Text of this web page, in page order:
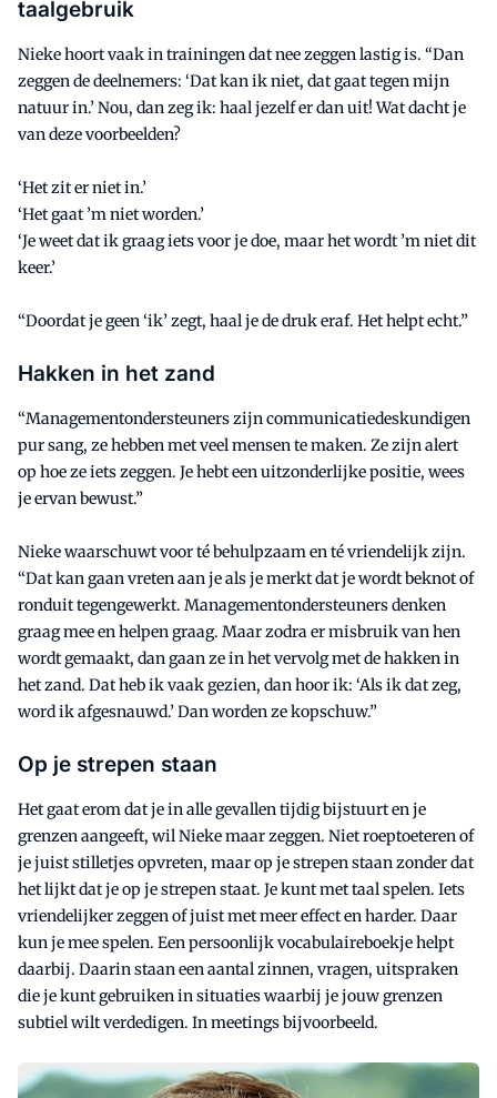
taalgebruik
Nieke hoort vaak in trainingen dat nee zeggen lastig is. “Dan
zeggen de deelnemers: ‘Dat kan ik niet, dat gaat tegen mijn
natuur in.’ Nou, dan zeg ik: haal jezelf er dan uit! Wat dacht je
van deze voorbeelden?
‘Het zit er niet in.’
‘Het gaat ’m niet worden.’
‘Je weet dat ik graag iets voor je doe, maar het wordt ’m niet dit
keer.’
“Doordat je geen ‘ik’ zegt, haal je de druk eraf. Het helpt echt.”
Hakken in het zand
“Managementondersteuners zijn communicatiedeskundigen
pur sang, ze hebben met veel mensen te maken. Ze zijn alert
op hoe ze iets zeggen. Je hebt een uitzonderlijke positie, wees
je ervan bewust.”
Nieke waarschuwt voor té behulpzaam en té vriendelijk zijn.
“Dat kan gaan vreten aan je als je merkt dat je wordt beknot of
ronduit tegengewerkt. Managementondersteuners denken
graag mee en helpen graag. Maar zodra er misbruik van hen
wordt gemaakt, dan gaan ze in het vervolg met de hakken in
het zand. Dat heb ik vaak gezien, dan hoor ik: ‘Als ik dat zeg,
word ik afgesnauwd.’ Dan worden ze kopschuw.”
Op je strepen staan
Het gaat erom dat je in alle gevallen tijdig bijstuurt en je
grenzen aangeeft, wil Nieke maar zeggen. Niet roeptoeteren of
je juist stilletjes opvreten, maar op je strepen staan zonder dat
het lijkt dat je op je strepen staat. Je kunt met taal spelen. Iets
vriendelijker zeggen of juist met meer effect en harder. Daar
kun je mee spelen. Een persoonlijk vocabulaireboekje helpt
daarbij. Daarin staan een aantal zinnen, vragen, uitspraken
die je kunt gebruiken in situaties waarbij je jouw grenzen
subtiel wilt verdedigen. In meetings bijvoorbeeld.